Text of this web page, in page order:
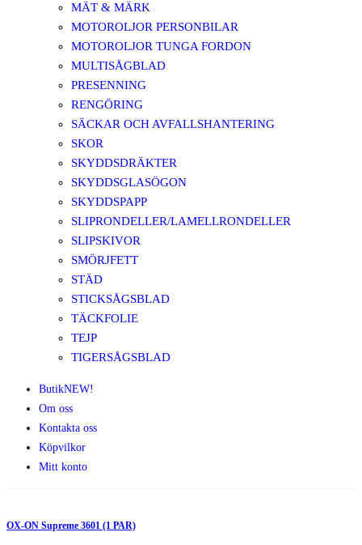
MÄT & MÄRK
MOTOROLJOR PERSONBILAR
MOTOROLJOR TUNGA FORDON
MULTISÅGBLAD
PRESENNING
RENGÖRING
SÄCKAR OCH AVFALLSHANTERING
SKOR
SKYDDSDRÄKTER
SKYDDSGLASÖGON
SKYDDSPAPP
SLIPRONDELLER/LAMELLRONDELLER
SLIPSKIVOR
SMÖRJFETT
STÄD
STICKSÅGSBLAD
TÄCKFOLIE
TEJP
TIGERSÅGSBLAD
ButikNEW!
Om oss
Kontakta oss
Köpvilkor
Mitt konto
OX-ON Supreme 3601 (1 PAR)